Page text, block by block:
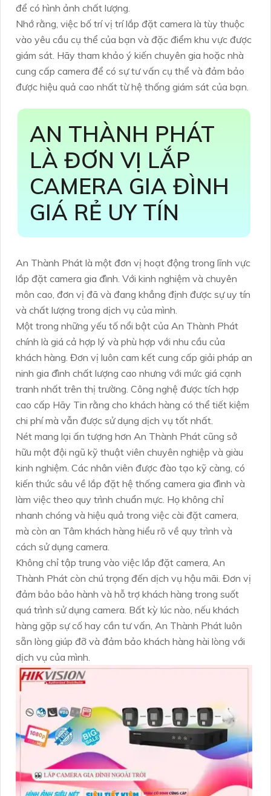
để có hình ảnh chất lượng.
Nhớ rằng, việc bố trí vị trí lắp đặt camera là tùy thuộc
vào yêu cầu cụ thể của bạn và đặc điểm khu vực được
giám sát. Hãy tham khảo ý kiến chuyên gia hoặc nhà
cung cấp camera để có sự tư vấn cụ thể và đảm bảo
được hiệu quả cao nhất từ hệ thống giám sát của bạn.
AN THÀNH PHÁT
LÀ ĐƠN VỊ LẮP
CAMERA GIA ĐÌNH
GIÁ RẺ UY TÍN
An Thành Phát là một đơn vị hoạt động trong lĩnh vực
lắp đặt camera gia đình. Với kinh nghiệm và chuyên
môn cao, đơn vị đã và đang khẳng định được sự uy tín
và chất lượng trong dịch vụ của mình.
Một trong những yếu tố nổi bật của An Thành Phát
chính là giá cả hợp lý và phù hợp với nhu cầu của
khách hàng. Đơn vị luôn cam kết cung cấp giải pháp an
ninh gia đình chất lượng cao nhưng với mức giá cạnh
tranh nhất trên thị trường. Công nghệ được tích hợp
cao cấp Hãy Tin rằng cho khách hàng có thể tiết kiệm
chi phí mà vẫn được sử dụng dịch vụ tốt nhất.
Nét mang lại ấn tượng hơn An Thành Phát cũng sở
hữu một đội ngũ kỹ thuật viên chuyên nghiệp và giàu
kinh nghiệm. Các nhân viên được đào tạo kỹ càng, có
kiến thức sâu về lắp đặt hệ thống camera gia đình và
làm việc theo quy trình chuẩn mực. Họ không chỉ
nhanh chóng và hiệu quả trong việc cài đặt camera,
mà còn an Tâm khách hàng hiểu rõ về quy trình và
cách sử dụng camera.
Không chỉ tập trung vào việc lắp đặt camera, An
Thành Phát còn chú trọng đến dịch vụ hậu mãi. Đơn vị
đảm bảo bảo hành và hỗ trợ khách hàng trong suốt
quá trình sử dụng camera. Bất kỳ lúc nào, nếu khách
hàng gặp sự cố hay cần tư vấn, An Thành Phát luôn
sẵn lòng giúp đỡ và đảm bảo khách hàng hài lòng với
dịch vụ của mình.